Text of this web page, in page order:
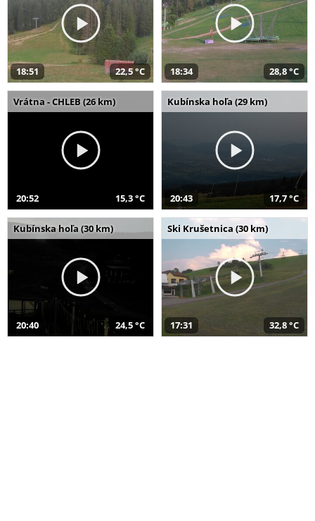
18:51 22,5 °C 18:34 28,8 °C
Vrátna - CHLEB (26 km)
20:52 15,3 °C
Kubínska hoľa (29 km)
20:43 17,7 °C
Kubínska hoľa (30 km)
20:40 24,5 °C
Ski Krušetnica (30 km)
17:31 32,8 °C